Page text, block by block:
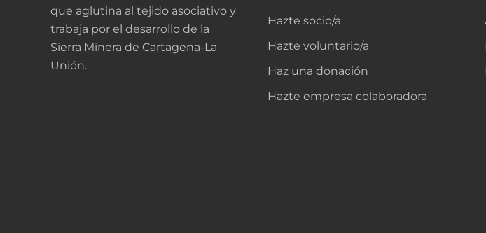
que aglutina al tejido asociativo y
trabaja por el desarrollo de la
Sierra Minera de Cartagena-La
Unión.
Hazte socio/a
Hazte voluntario/a
Haz una donación
Hazte empresa colaboradora